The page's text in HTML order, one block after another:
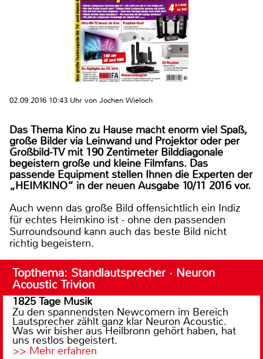
02.09.2016 10:43 Uhr von Jochen Wieloch
Das Thema Kino zu Hause macht enorm viel Spaß,
große Bilder via Leinwand und Projektor oder per
Großbild-TV mit 190 Zentimeter Bilddiagonale
begeistern große und kleine Filmfans. Das
passende Equipment stellen Ihnen die Experten der
„HEIMKINO“ in der neuen Ausgabe 10/11 2016 vor.
Auch wenn das große Bild offensichtlich ein Indiz
für echtes Heimkino ist - ohne den passenden
Surroundsound kann auch das beste Bild nicht
richtig begeistern.
Topthema: Standlautsprecher · Neuron
Acoustic Trivion
1825 Tage Musik
Zu den spannendsten Newcomern im Bereich
Lautsprecher zählt ganz klar Neuron Acoustic.
Was wir bisher aus Heilbronn gehört haben, hat
uns restlos begeistert.
>> Mehr erfahren